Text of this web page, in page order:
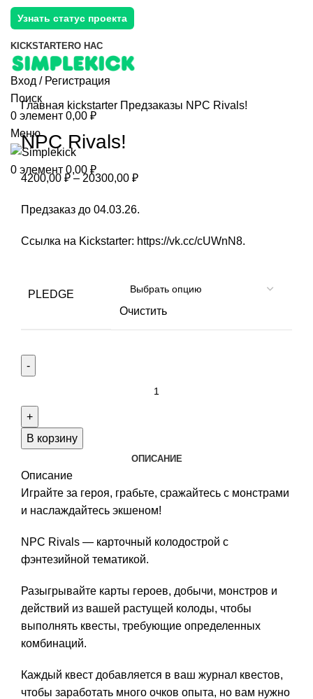
Узнать статус проекта
KICKSTARTERО НАС
Вход / Регистрация
Поиск
0 элемент 0,00 ₽
Меню
0 элемент 0,00 ₽
Главная kickstarter Предзаказы NPC Rivals!
NPC Rivals!
4200,00 ₽– 20300,00 ₽
Предзаказ до 04.03.26.
Ссылка на Kickstarter: https://vk.cc/cUWnN8.
PLEDGE
Очистить
NPC
Rivals!
В корзину
ОПИСАНИЕ
Описание
Играйте за героя, грабьте, сражайтесь с монстрами
и наслаждайтесь экшеном!
NPC Rivals — карточный колодострой с
фэнтезийной тематикой.
Разыгрывайте карты героев, добычи, монстров и
действий из вашей растущей колоды, чтобы
выполнять квесты, требующие определенных
комбинаций.
Каждый квест добавляется в ваш журнал квестов,
чтобы заработать много очков опыта, но вам нужно